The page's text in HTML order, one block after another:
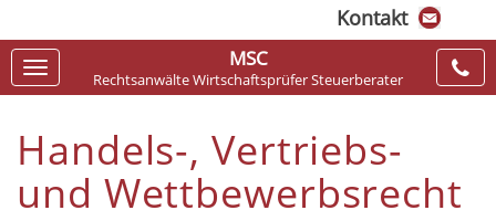
Kontakt
Navigation
ein-/ausblenden
MSC
Rechtsanwälte Wirtschaftsprüfer Steuerberater
Handels-, Vertriebs-
und Wettbewerbsrecht